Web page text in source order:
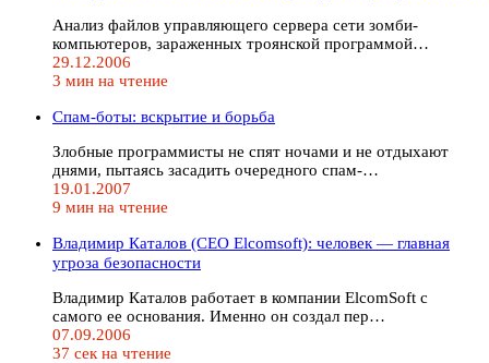
Анализ файлов управляющего сервера сети зомби-
компьютеров, зараженных троянской программой…
29.12.2006
3 мин на чтение
Спам-боты: вскрытие и борьба
Злобные программисты не спят ночами и не отдыхают
днями, пытаясь засадить очередного спам-…
19.01.2007
9 мин на чтение
Владимир Каталов (CEO Elcomsoft): человек — главная
угроза безопасности
Владимир Каталов работает в компании ElcomSoft с
самого ее основания. Именно он создал пер…
07.09.2006
37 сек на чтение